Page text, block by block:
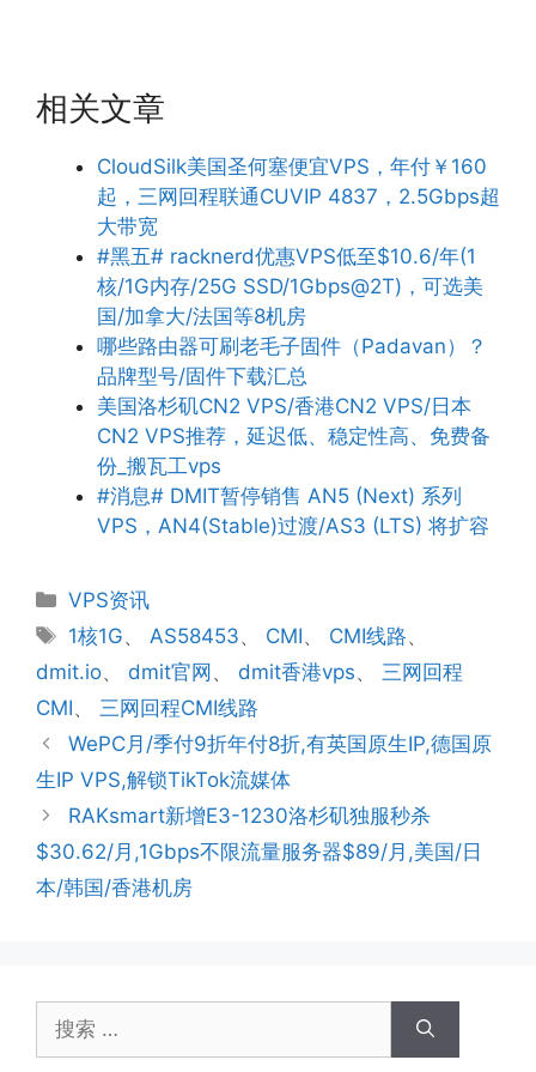
相关文章
CloudSilk美国圣何塞便宜VPS，年付￥160
起，三网回程联通CUVIP 4837，2.5Gbps超
大带宽
#黑五# racknerd优惠VPS低至$10.6/年(1
核/1G内存/25G SSD/1Gbps@2T)，可选美
国/加拿大/法国等8机房
哪些路由器可刷老毛子固件（Padavan）？
品牌型号/固件下载汇总
美国洛杉矶CN2 VPS/香港CN2 VPS/日本
CN2 VPS推荐，延迟低、稳定性高、免费备
份_搬瓦工vps
#消息# DMIT暂停销售 AN5 (Next) 系列
VPS，AN4(Stable)过渡/AS3 (LTS) 将扩容
分
类
VPS资讯
标
签
1核1G、 AS58453、 CMI、 CMI线路、
dmit.io、 dmit官网、 dmit香港vps、 三网回程
CMI、 三网回程CMI线路
WePC月/季付9折年付8折,有英国原生IP,德国原
生IP VPS,解锁TikTok流媒体
RAKsmart新增E3-1230洛杉矶独服秒杀
$30.62/月,1Gbps不限流量服务器$89/月,美国/日
本/韩国/香港机房
索：